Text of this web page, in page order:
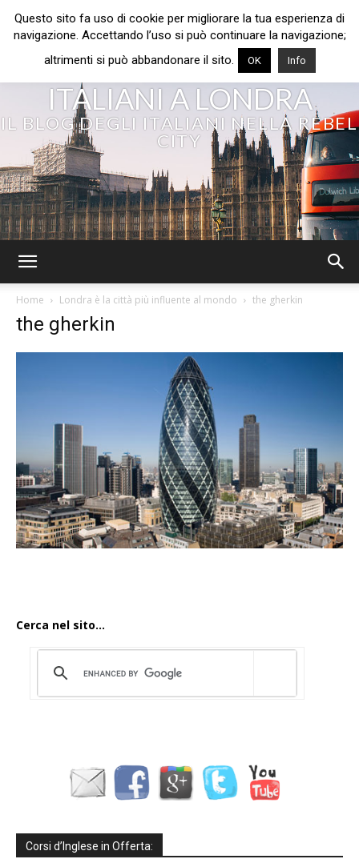
ITALIANI A LONDRA
IL BLOG DEGLI ITALIANI NELLA REBEL
CITY
Home Londra è la città più influente al mondo the gherkin
the gherkin
Cerca nel sito...
Corsi d’Inglese in Offerta:
Questo sito fa uso di cookie per migliorare la tua esperienza di
navigazione. Accettando l’uso si può continuare la navigazione;
altrimenti si può abbandonare il sito.
OK Info